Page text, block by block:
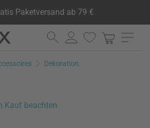
Paketversand ab 79 €
Dekoration
Kauf beachten